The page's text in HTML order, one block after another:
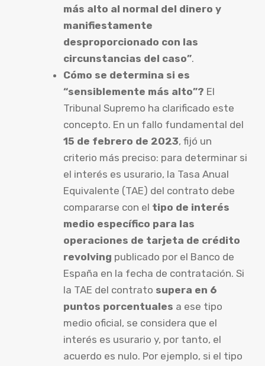
más alto al normal del dinero y
manifiestamente
desproporcionado con las
circunstancias del caso”.
Cómo se determina si es
“sensiblemente más alto”? El
Tribunal Supremo ha clarificado este
concepto. En un fallo fundamental del
15 de febrero de 2023, fijó un
criterio más preciso: para determinar si
el interés es usurario, la Tasa Anual
Equivalente (TAE) del contrato debe
compararse con el tipo de interés
medio específico para las
operaciones de tarjeta de crédito
revolving publicado por el Banco de
España en la fecha de contratación. Si
la TAE del contrato supera en 6
puntos porcentuales a ese tipo
medio oficial, se considera que el
interés es usurario y, por tanto, el
acuerdo es nulo. Por ejemplo, si el tipo